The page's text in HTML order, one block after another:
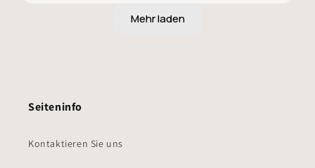
Seiteninfo
Kontaktieren Sie uns